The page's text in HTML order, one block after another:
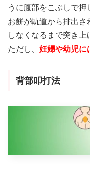
うに腹部をこぶしで押
お餅が軌道から排出
しなくなるまで突き上
ただし、 妊婦や幼児に
背部叩打法